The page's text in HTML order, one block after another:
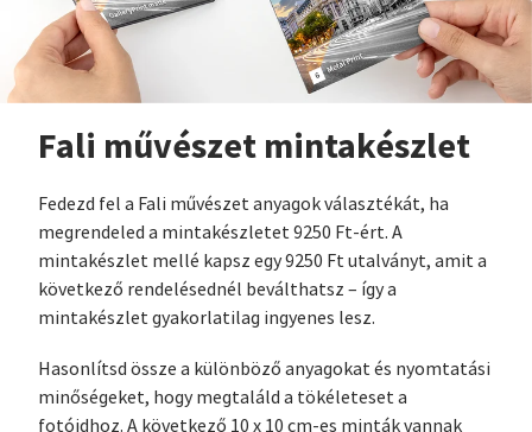
Fali művészet mintakészlet
Fedezd fel a Fali művészet anyagok választékát, ha
megrendeled a mintakészletet 9250 Ft-ért. A
mintakészlet mellé kapsz egy 9250 Ft utalványt, amit a
következő rendelésednél beválthatsz – így a
mintakészlet gyakorlatilag ingyenes lesz.
Hasonlítsd össze a különböző anyagokat és nyomtatási
minőségeket, hogy megtaláld a tökéleteset a
fotóidhoz. A következő 10 x 10 cm-es minták vannak